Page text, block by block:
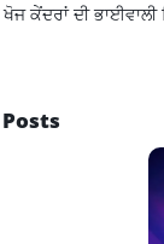
ਕੇਂਦਰਾਂ ਦੀ